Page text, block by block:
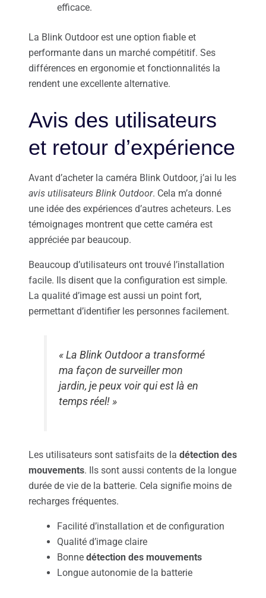
efficace.
La Blink Outdoor est une option fiable et
performante dans un marché compétitif. Ses
différences en ergonomie et fonctionnalités la
rendent une excellente alternative.
Avis des utilisateurs
et retour d’expérience
Avant d’acheter la caméra Blink Outdoor, j’ai lu les
avis utilisateurs Blink Outdoor. Cela m’a donné
une idée des expériences d’autres acheteurs. Les
témoignages montrent que cette caméra est
appréciée par beaucoup.
Beaucoup d’utilisateurs ont trouvé l’installation
facile. Ils disent que la configuration est simple.
La qualité d’image est aussi un point fort,
permettant d’identifier les personnes facilement.
« La Blink Outdoor a transformé
ma façon de surveiller mon
jardin, je peux voir qui est là en
temps réel! »
Les utilisateurs sont satisfaits de la détection des
mouvements. Ils sont aussi contents de la longue
durée de vie de la batterie. Cela signifie moins de
recharges fréquentes.
Facilité d’installation et de configuration
Qualité d’image claire
Bonne détection des mouvements
Longue autonomie de la batterie